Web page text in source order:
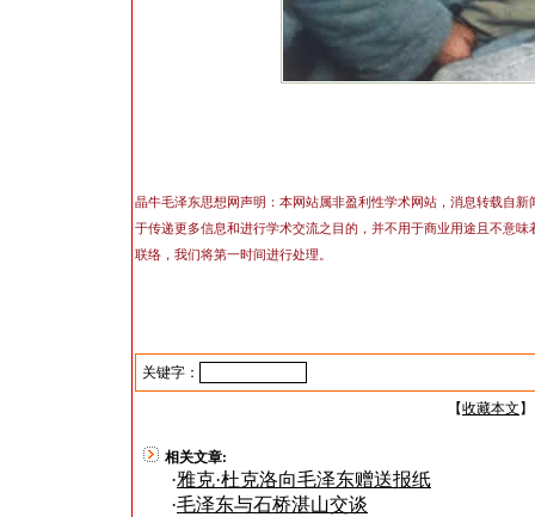
晶牛毛泽东思想网声明：本网站属非盈利性学术网站，消息转载自
于传递更多信息和进行学术交流之目的，并不用于商业用途且不意
联络，我们将第一时间进行处理。
关键字：
【收藏本文
相关文章:
·雅克·杜克洛向毛泽东赠送报纸
·毛泽东与石桥湛山交谈